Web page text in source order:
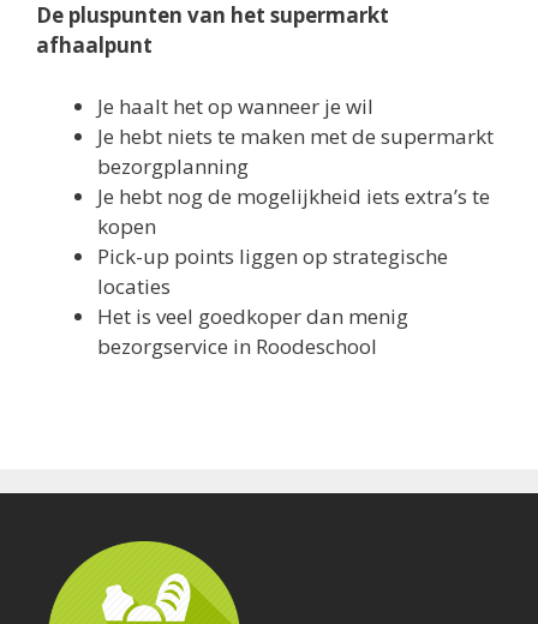
De pluspunten van het supermarkt
afhaalpunt
Je haalt het op wanneer je wil
Je hebt niets te maken met de supermarkt
bezorgplanning
Je hebt nog de mogelijkheid iets extra’s te
kopen
Pick-up points liggen op strategische
locaties
Het is veel goedkoper dan menig
bezorgservice in Roodeschool